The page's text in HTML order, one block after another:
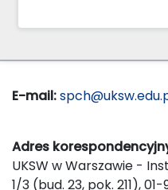
E-mail:
Adres
UKSW w Warszawie -
1/3 (bud. 23, pok. 211),